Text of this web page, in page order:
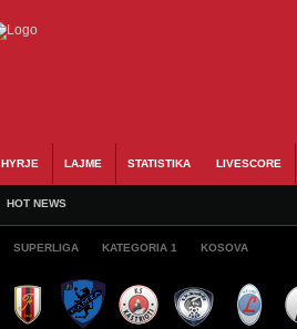
HYRJE LAJME STATISTIKA LIVESCORE
HOT NEWS
SUPERLIGA KATEGORIA 1 KOSOVA